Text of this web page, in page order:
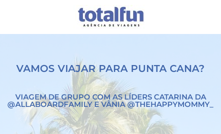
VAMOS VIAJAR PARA PUNTA CANA?
VIAGEM DE GRUPO COM AS LÍDERS CATARINA DA
@ALLABOARDFAMILY E VÂNIA @THEHAPPYMOMMY_